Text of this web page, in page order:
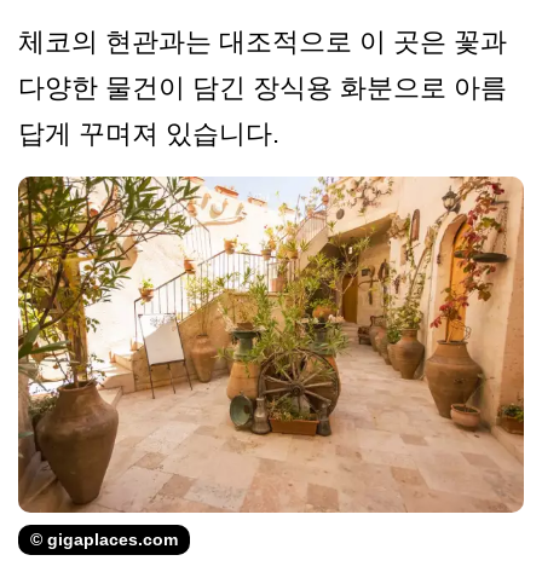
체코의 현관과는 대조적으로 이 곳은 꽃과
다양한 물건이 담긴 장식용 화분으로 아름
답게 꾸며져 있습니다.
© gigaplaces.com